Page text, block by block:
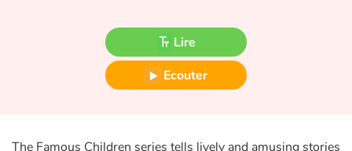
Princesses et princes, rois, reines et dragons
Ogres, monstres et sorcières
Lire
Ecouter
The Famous Children series tells lively and amusing stories